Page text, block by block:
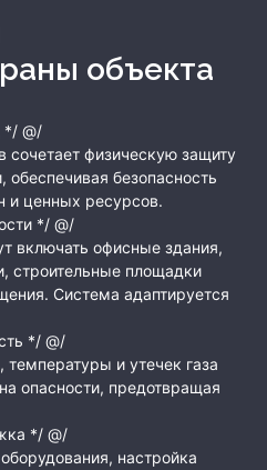
объекта
*/ @/
сочетает физическую защиту
безопасность
и ценных ресурсов.
*/ @/
включать офисные здания,
строительные площадки
Система адаптируется
*/ @/
и утечек газа
опасности, предотвращая
*/ @/
настройка